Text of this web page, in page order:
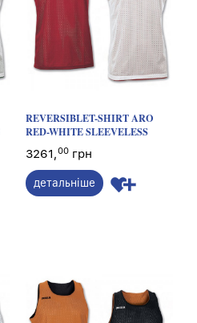
REVERSIBLET-SHIRT ARO
RED-WHITE SLEEVELESS
3261,00 грн
детальніше